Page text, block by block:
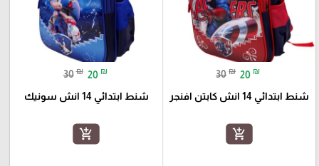
30 ₪ 20 ₪
شنط ابتدائي 14 انش كابتن افنجر
add_shopping_cart
30 ₪ 20 ₪
شنط ابتدائي 14 انش سونيك
add_shopping_cart